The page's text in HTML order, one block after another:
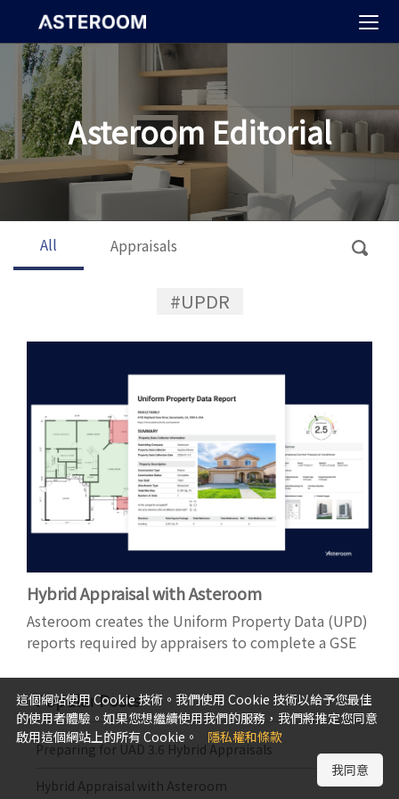
Asteroom Editorial
All Appraisals
#UPDR
Hybrid Appraisal with Asteroom
Asteroom creates the Uniform Property Data (UPD)
reports required by appraisers to complete a GSE
Popular Posts
Preparing for UAD 3.6 Hybrid Appraisals
Hybrid Appraisal with Asteroom
這個網站使用 Cookie 技術。我們使用 Cookie 技術以給予您最佳
的使用者體驗。如果您想繼續使用我們的服務，我們將推定您同意
啟用這個網站上的所有 Cookie。
隱私權和條款
我同意